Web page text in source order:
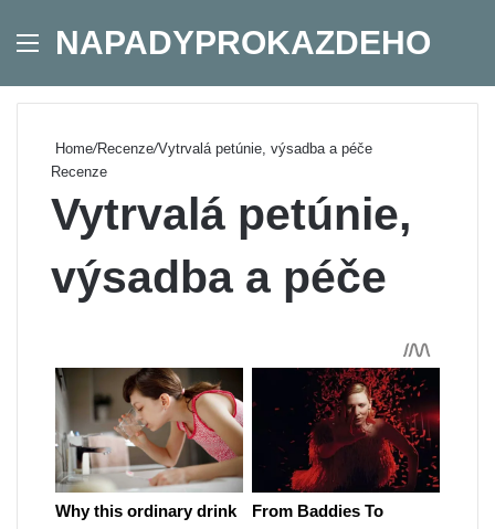
Menu
NAPADYPROKAZDEHO
Home/Recenze/Vytrvalá petúnie, výsadba a péče
Recenze
Vytrvalá petúnie,
výsadba a péče